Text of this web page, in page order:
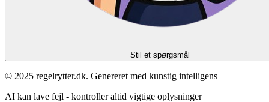
Stil et spørgsmål
© 2025 regelrytter.dk. Genereret med kunstig intelligens
AI kan lave fejl - kontroller altid vigtige oplysninger